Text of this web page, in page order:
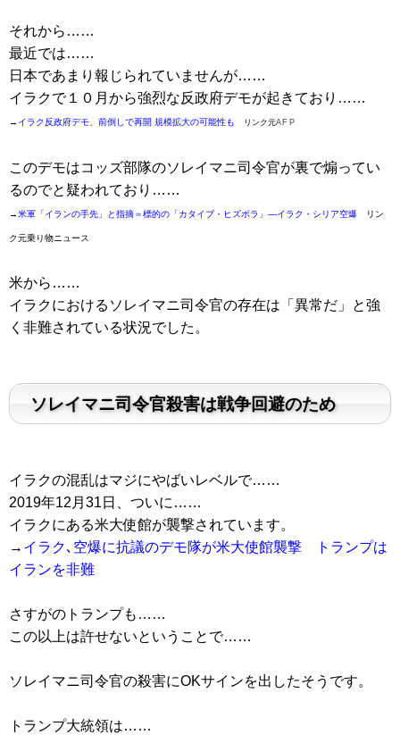
それから……
最近では……
日本であまり報じられていませんが……
イラクで１０月から強烈な反政府デモが起きており……
→ イラク反政府デモ、前倒しで再開 規模拡大の可能性も リンク元AFP
このデモはコッズ部隊のソレイマニ司令官が裏で煽ってい
るのでと疑われており……
→米軍「イランの手先」と指摘＝標的の「カタイブ・ヒズボラ」―イラク・シリア空爆 リン
ク元乗り物ニュース
米から……
イラクにおけるソレイマニ司令官の存在は「異常だ」と強
く非難されている状況でした。
ソレイマニ司令官殺害は戦争回避のため
イラクの混乱はマジにやばいレベルで……
2019年12月31日、ついに……
イラクにある米大使館が襲撃されています。
→ イラク､空爆に抗議のデモ隊が米大使館襲撃 トランプは
イランを非難
さすがのトランプも……
この以上は許せないということで……
ソレイマニ司令官の殺害にOKサインを出したそうです。
トランプ大統領は……